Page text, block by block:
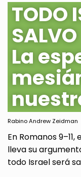
TODO
SALVO
La
Rabino Andrew Zeidman
En Romanos
lleva su
todo Israel será